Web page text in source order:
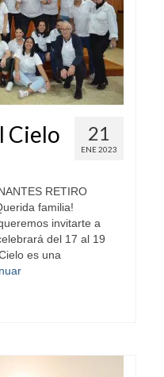
21
ENE 2023
Cielo
RETIRO
familia!
invitarte a
del 17 al 19
es una